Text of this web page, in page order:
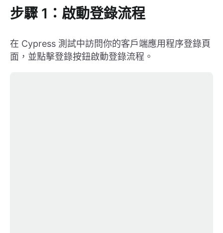
步驟 1：啟動登錄流程
在 Cypress 測試中訪問你的客戶端應用程序登錄頁
面，並點擊登錄按鈕啟動登錄流程。